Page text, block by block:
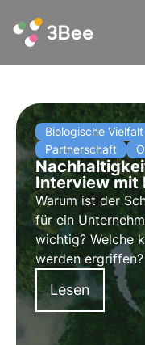
Biologische Vielfalt
Partnerschaft
Interview mit
Warum ist der
für ein
wichtig? Welche
werden
Stakeholder
Lanzani erzählt
Lesen